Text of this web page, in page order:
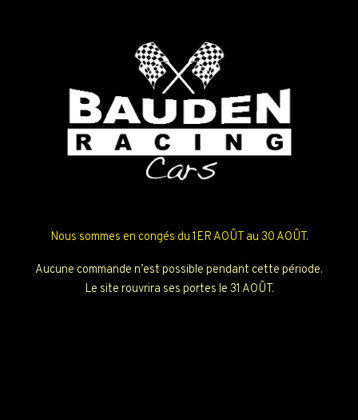
Nous sommes en congés du 1ER AOÛT au 30 AOÛT.
Aucune commande n’est possible pendant cette période.
Le site rouvrira ses portes le 31 AOÛT.